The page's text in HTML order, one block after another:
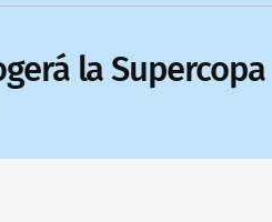
la Supercopa